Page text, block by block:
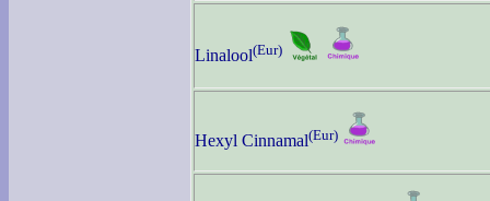
Linalool(Eur)
Hexyl Cinnamal(Eur)